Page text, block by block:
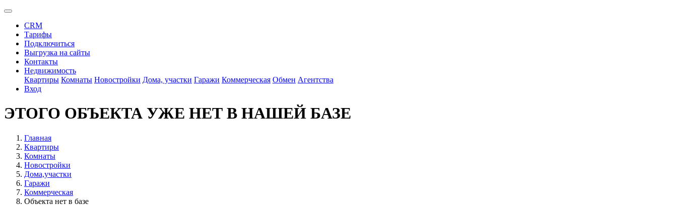
CRM
Тарифы
Подключиться
Выгрузка на сайты
Контакты
Недвижимость
Квартиры Комнаты Новостройки Дома, участки Гаражи Коммерческая Обмен Агентства
Вход
ЭТОГО ОБЪЕКТА УЖЕ НЕТ В НАШЕЙ БАЗЕ
Главная
Квартиры
Комнаты
Новостройки
Дома,участки
Гаражи
Коммерческая
Объекта нет в базе